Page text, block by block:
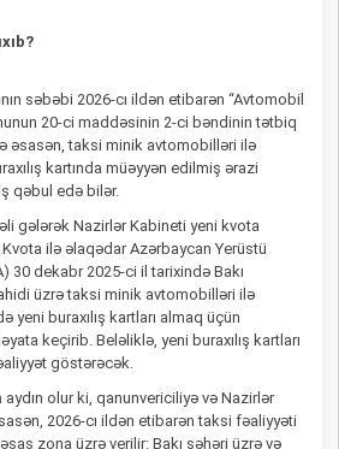
səbəbi 2026-cı ildən etibarən “Avtomobil
20-ci maddəsinin 2-ci bəndinin tətbiq
əsasən, taksi minik avtomobilləri ilə
kartında müəyyən edilmiş ərazi
qəbul edə bilər.
gələrək Nazirlər Kabineti yeni kvota
ilə əlaqədar Azərbaycan Yerüstü
30 dekabr 2025-ci il tarixində Bakı
üzrə taksi minik avtomobilləri ilə
yeni buraxılış kartları almaq üçün
keçirib. Beləliklə, yeni buraxılış kartları
göstərəcək.
olur ki, qanunvericiliyə və Nazirlər
2026-cı ildən etibarən taksi fəaliyyəti
zona üzrə verilir: Bakı şəhəri üzrə və